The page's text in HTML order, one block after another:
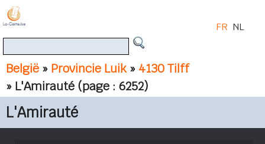
België » Provincie Luik» 4130 Tilff
» L'Amirauté (page : 6252)
FR NL
L'Amirauté